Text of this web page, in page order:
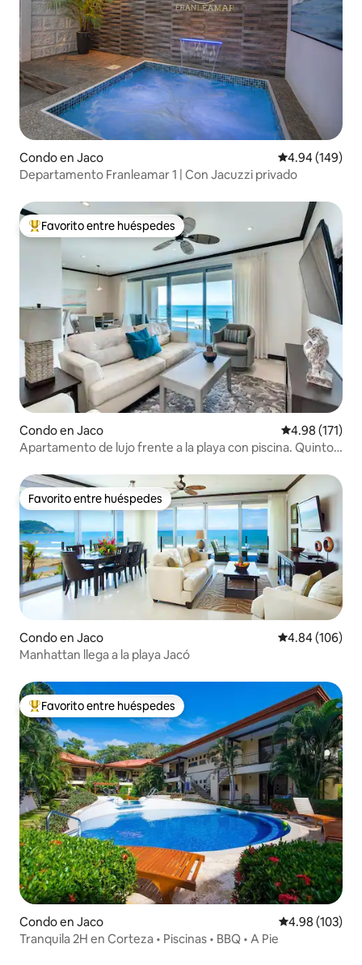
Condo en Jaco Calificación
4.94 (149)
Departamento Franleamar 1 | Con Jacuzzi privado
Favorito entre huéspedes preferido
Favorito entre huéspedes
Condo en Jaco Calificación
4.98 (171)
Apartamento de lujo frente a la playa con piscina. Quinto
Favorito entre huéspedes
Favorito entre huéspedes
Condo en Jaco Calificación
4.84 (106)
Manhattan llega a la playa Jacó
Favorito entre huéspedes preferido
Favorito entre huéspedes
Condo en Jaco Calificación
4.98 (103)
Tranquila 2H en Corteza • Piscinas • BBQ • A Pie